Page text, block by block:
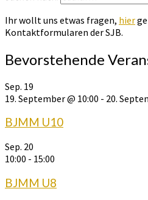
Ihr wollt uns etwas fragen, hier
Kontaktformularen der SJB.
Bevorstehende
Sep. 19
19. September @ 10:00 - 20.
BJMM U10
Sep. 20
10:00 - 15:00
BJMM U8